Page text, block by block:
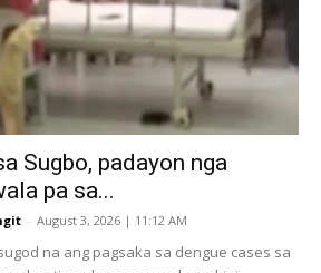
Sugbo, padayon nga
pa sa...
- August 3, 2026 | 11:12 AM
na ang pagsaka sa dengue cases sa